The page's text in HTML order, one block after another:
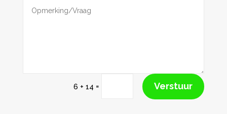
6 + 14 = Verstuur